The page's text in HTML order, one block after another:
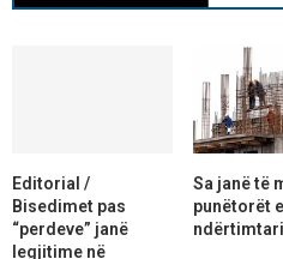
Editorial /
Bisedimet pas
“perdeve” janë
legjitime në
Sa janë të
punëtorët e